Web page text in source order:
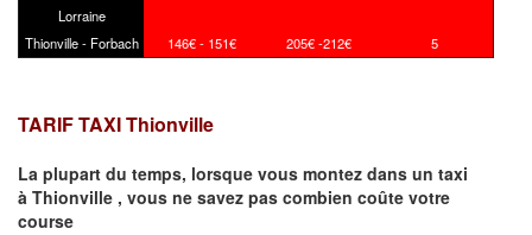
Lorraine
Thionville - Forbach 146€ - 151€ 205€ -212€ 5
TARIF TAXI Thionville
La plupart du temps, lorsque vous montez dans un taxi
à Thionville , vous ne savez pas combien coûte votre
course